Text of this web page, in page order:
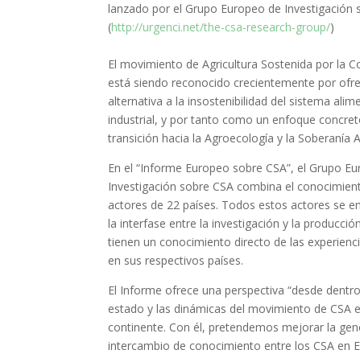
lanzado por el Grupo Europeo de Investigación
(http://urgenci.net/the-csa-research-group/)
El movimiento de Agricultura Sostenida por la
está siendo reconocido crecientemente por
alternativa a la insostenibilidad del sistema
industrial, y por tanto como un enfoque
transición hacia la Agroecología y la Soberanía
En el “Informe Europeo sobre CSA”, el Grupo
Investigación sobre CSA combina el
actores de 22 países. Todos estos actores se
la interfase entre la investigación y la
tienen un conocimiento directo de las
en sus respectivos países.
El Informe ofrece una perspectiva “desde
estado y las dinámicas del movimiento de CSA
continente. Con él, pretendemos mejorar la
intercambio de conocimiento entre los CSA en